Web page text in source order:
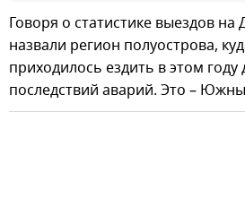
Говоря о статистике выездов на
назвали регион полуострова,
приходилось ездить в этом году
последствий аварий. Это –